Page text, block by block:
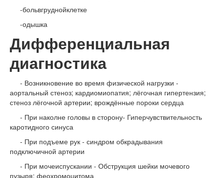
-больвгруднойклетке
-одышка
Дифференциальная
диагностика
- Возникновение во время физической нагрузки -
аортальный стеноз; кардиомиопатия; лёгочная гипертензия;
стеноз лёгочной артерии; врождённые пороки сердца
- При наколне головы в сторону- Гиперчувствительность
каротидного синуса
- При подъеме рук - синдром обкрадывания
подключичной артерии
- При мочеиспускании - Обструкция шейки мочевого
пузыря; феохромоцитома